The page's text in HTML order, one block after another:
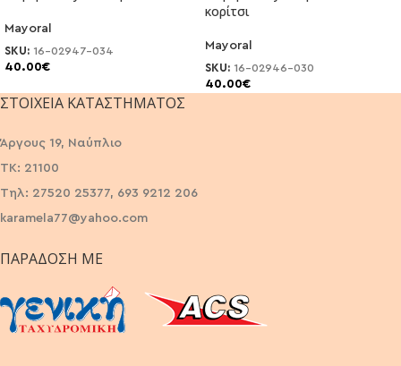
Mayoral
SKU: 16-02947-034
40.00€
κορίτσι
Mayoral
SKU: 16-02946-030
40.00€
ΣΤΟΙΧΕΊΑ ΚΑΤΑΣΤΉΜΑΤΟΣ
Άργους 19, Ναύπλιο
ΤΚ: 21100
Τηλ: 27520 25377, 693 9212 206
karamela77@yahoo.com
ΠΑΡΆΔΟΣΗ ΜΕ